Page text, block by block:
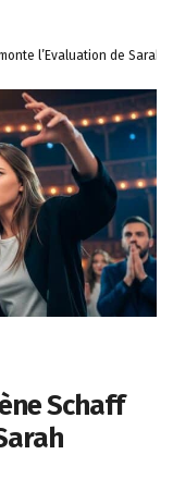
l’Évaluation de Sarah
Schaff